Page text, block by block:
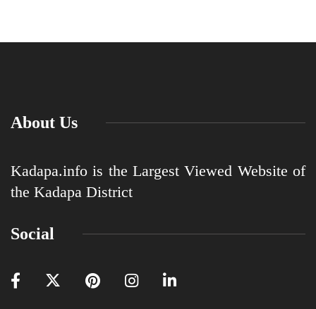
About Us
Kadapa.info is the Largest Viewed Website of
the Kadapa District
Social